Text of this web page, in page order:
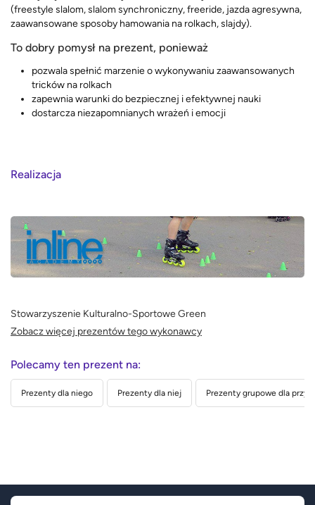
(freestyle slalom, slalom synchroniczny, freeride, jazda agresywna,
zaawansowane sposoby hamowania na rolkach, slajdy).
To dobry pomysł na prezent, ponieważ
pozwala spełnić marzenie o wykonywaniu zaawansowanych
tricków na rolkach
zapewnia warunki do bezpiecznej i efektywnej nauki
dostarcza niezapomnianych wrażeń i emocji
Realizacja
Stowarzyszenie Kulturalno-Sportowe Green
Zobacz więcej prezentów tego wykonawcy
Polecamy ten prezent na:
Prezenty dla niego Prezenty dla niej Prezenty grupowe dla